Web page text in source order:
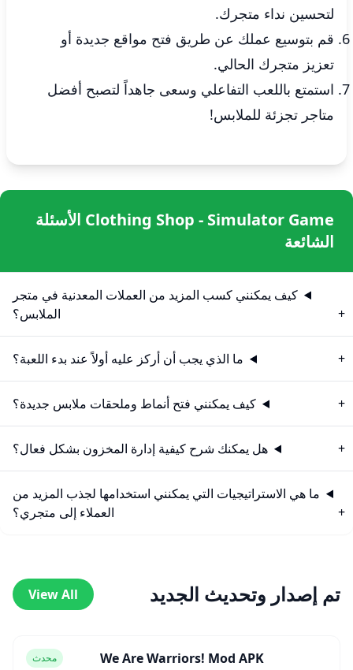
لتحسين نداء متجرك.
قم بتوسيع عملك عن طريق فتح مواقع جديدة أو
تعزيز متجرك الحالي.
استمتع باللعب التفاعلي وسعى جاهداً لتصبح أفضل
متاجر تجزئة للملابس!
Clothing Shop - Simulator Game الأسئلة
الشائعة
كيف يمكنني كسب المزيد من العملات المعدنية في متجر
الملابس؟
ما الذي يجب أن أركز عليه أولاً عند بدء اللعبة؟
كيف يمكنني فتح أنماط وملحقات ملابس جديدة؟
هل يمكنك شرح كيفية إدارة المخزون بشكل فعال؟
ما هي الاستراتيجيات التي يمكنني استخدامها لجذب المزيد من
العملاء إلى متجري؟
تم إصدار وتحديث الجديد View All
We Are Warriors! Mod APK محدث